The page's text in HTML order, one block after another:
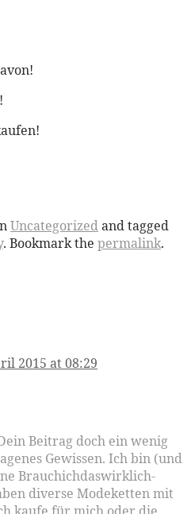
Uncategorizedand tagged
. Bookmark the permalink.
2015 at 08:29
Beitrag doch ein wenig
Gewissen. Ich bin (und
Brauchichdaswirklich-
diverse Modeketten mit